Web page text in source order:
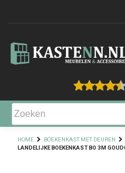
HOME
BOEKENKAST MET DEUREN
LANDELIJKE BOEKENKAST BO 3M